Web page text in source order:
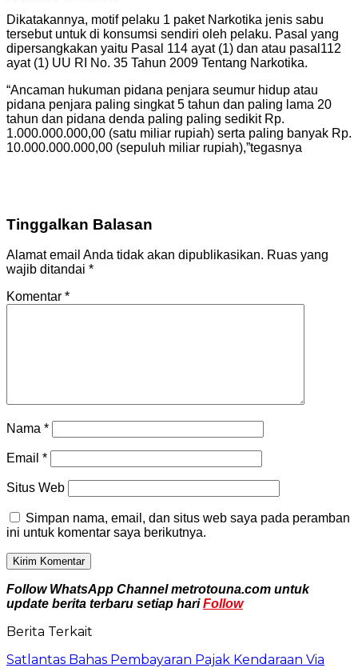
Dikatakannya, motif pelaku 1 paket Narkotika jenis sabu
tersebut untuk di konsumsi sendiri oleh pelaku. Pasal yang
dipersangkakan yaitu Pasal 114 ayat (1) dan atau pasal112
ayat (1) UU RI No. 35 Tahun 2009 Tentang Narkotika.
“Ancaman hukuman pidana penjara seumur hidup atau
pidana penjara paling singkat 5 tahun dan paling lama 20
tahun dan pidana denda paling paling sedikit Rp.
1.000.000.000,00 (satu miliar rupiah) serta paling banyak Rp.
10.000.000.000,00 (sepuluh miliar rupiah),”tegasnya
Tinggalkan Balasan
Alamat email Anda tidak akan dipublikasikan. Ruas yang
wajib ditandai *
Komentar *
Nama *
Email *
Situs Web
Simpan nama, email, dan situs web saya pada peramban
ini untuk komentar saya berikutnya.
Follow WhatsApp Channel metrotouna.com untuk
update berita terbaru setiap hariFollow
Berita Terkait
Satlantas Bahas Pembayaran Pajak Kendaraan Via